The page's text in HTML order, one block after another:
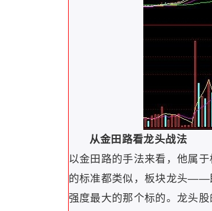
从金田路看龙头战法
以金田路的手法来看，他属
的标准都类似，板块龙头——
强度最大的那个标的。龙头